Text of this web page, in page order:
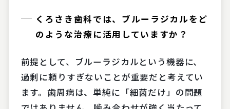
くろさき歯科では、ブルーラジカルをど
のような治療に活用していますか？
前提として、ブルーラジカルという機器に、
過剰に頼りすぎないことが重要だと考えてい
ます。歯周病は、単純に「細菌だけ」の問題